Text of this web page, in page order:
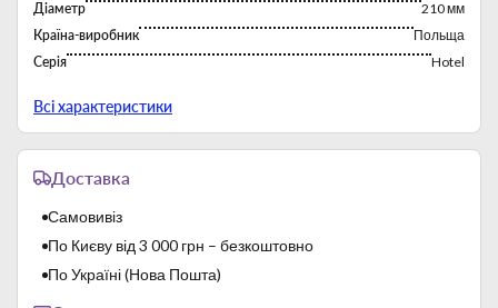
бренду. Виробничі потужності характеризуються високою
Lubiana виробляє твердий білий фарфор. Застосовуються
багаторазові високотемпературні випали:
- перший, так званий "бісквітний випал" - 1000 ℃;
Діаметр
210 мм
Країна-виробник
Польща
Серія
Hotel
Всі характеристики
Доставка
Самовивіз
По Києву від 3 000 грн – безкоштовно
По Україні (Нова Пошта)